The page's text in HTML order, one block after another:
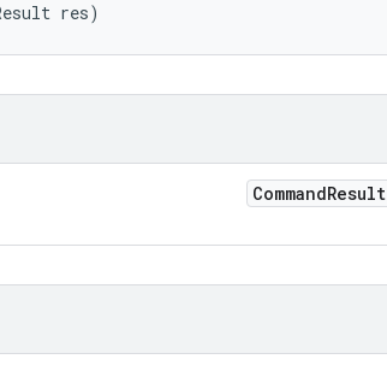
res)
CommandResult